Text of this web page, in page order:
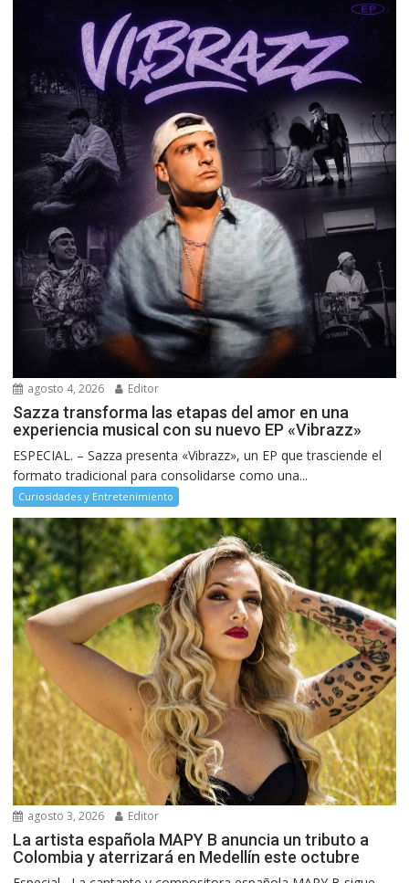
agosto 4, 2026 Editor
Sazza transforma las etapas del amor en una
experiencia musical con su nuevo EP «Vibrazz»
ESPECIAL. – Sazza presenta «Vibrazz», un EP que trasciende el
formato tradicional para consolidarse como una...
Curiosidades y Entretenimiento
agosto 3, 2026 Editor
La artista española MAPY B anuncia un tributo a
Colombia y aterrizará en Medellín este octubre